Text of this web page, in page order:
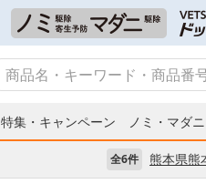
特集・キャンペーン ノミ・マダニ
全6件 熊本県熊